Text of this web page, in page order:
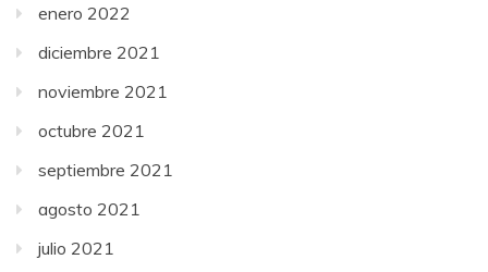
enero 2022
diciembre 2021
noviembre 2021
octubre 2021
septiembre 2021
agosto 2021
julio 2021